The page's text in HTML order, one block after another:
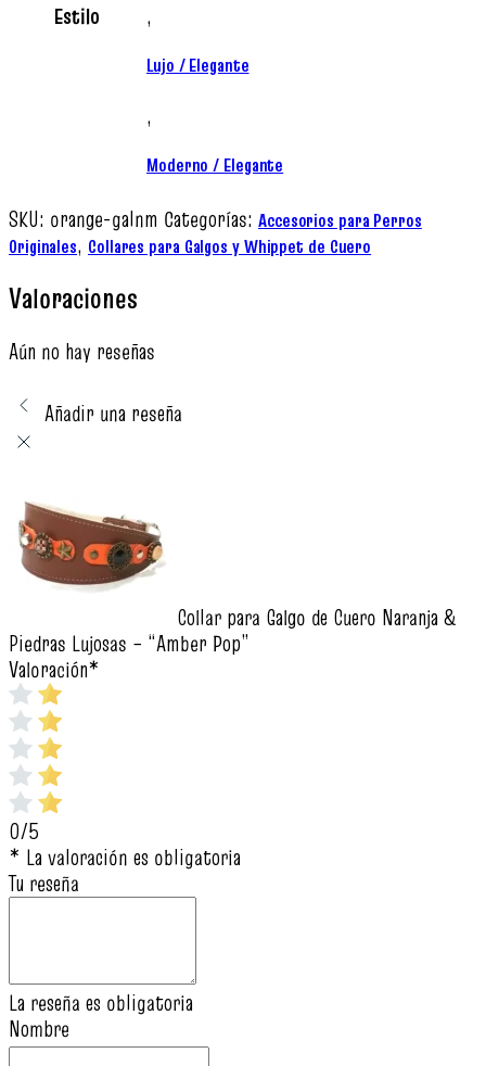
Estilo ,
Lujo / Elegante
,
Moderno / Elegante
SKU: orange-galnm Categorías: Accesorios para Perros
Originales, Collares para Galgos y Whippet de Cuero
Valoraciones
Aún no hay reseñas
Añadir una reseña
Collar para Galgo de Cuero Naranja &
Piedras Lujosas – “Amber Pop”
Valoración*
0/5
* La valoración es obligatoria
Tu reseña
La reseña es obligatoria
Nombre